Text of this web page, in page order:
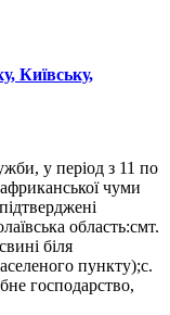
Київську,
у період з 11 по
чуми
область:смт.
біля
пункту);с.
господарство,